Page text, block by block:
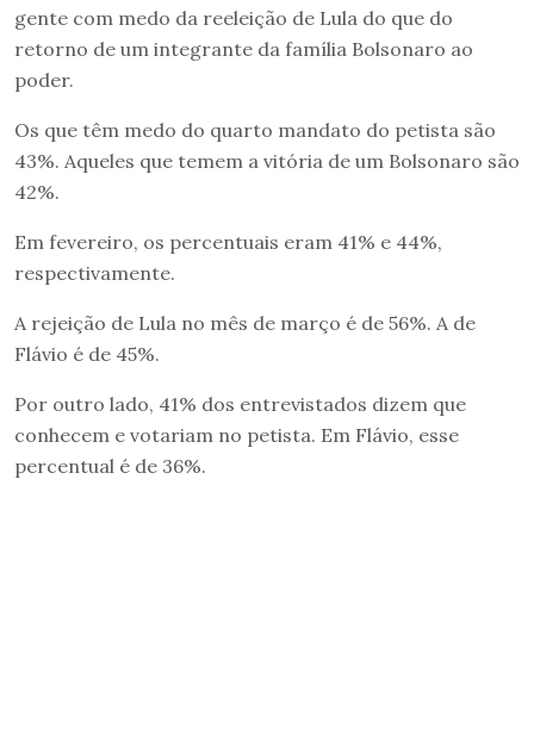
gente com medo da reeleição de Lula do que do
retorno de um integrante da família Bolsonaro ao
poder.
Os que têm medo do quarto mandato do petista são
43%. Aqueles que temem a vitória de um Bolsonaro são
42%.
Em fevereiro, os percentuais eram 41% e 44%,
respectivamente.
A rejeição de Lula no mês de março é de 56%. A de
Flávio é de 45%.
Por outro lado, 41% dos entrevistados dizem que
conhecem e votariam no petista. Em Flávio, esse
percentual é de 36%.